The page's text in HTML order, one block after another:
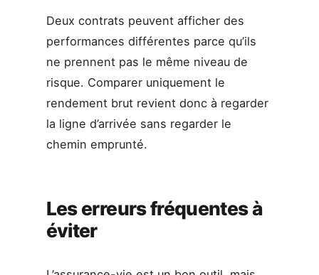
Deux contrats peuvent afficher des
performances différentes parce qu’ils
ne prennent pas le même niveau de
risque. Comparer uniquement le
rendement brut revient donc à regarder
la ligne d’arrivée sans regarder le
chemin emprunté.
Les erreurs fréquentes à
éviter